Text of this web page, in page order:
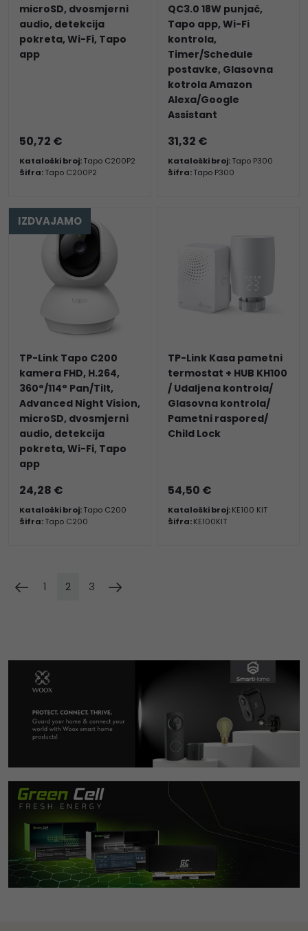
microSD, dvosmjerni
audio, detekcija
pokreta, Wi-Fi, Tapo
app
50,72 €
Kataloški broj:Tapo C200P2
Šifra:Tapo C200P2
QC3.0 18W punjač,
Tapo app, Wi-Fi
kontrola,
Timer/Schedule
postavke, Glasovna
kotrola Amazon
Alexa/Google
Assistant
31,32 €
Kataloški broj:Tapo P300
Šifra:Tapo P300
IZDVAJAMO
TP-Link Tapo C200
kamera FHD, H.264,
360°/114° Pan/Tilt,
Advanced Night Vision,
microSD, dvosmjerni
audio, detekcija
pokreta, Wi-Fi, Tapo
app
24,28 €
Kataloški broj:Tapo C200
Šifra:Tapo C200
TP-Link Kasa pametni
termostat + HUB KH100
/ Udaljena kontrola/
Glasovna kontrola/
Pametni raspored/
Child Lock
54,50 €
Kataloški broj:KE100 KIT
Šifra:KE100KIT
1 2 3